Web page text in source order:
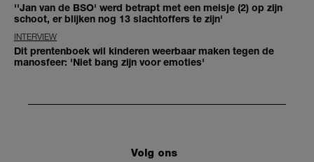
''Jan van de BSO' werd betrapt met een meisje (2) op zijn
schoot, er blijken nog 13 slachtoffers te zijn'
INTERVIEW
Dit prentenboek wil kinderen weerbaar maken tegen de
manosfeer: 'Niet bang zijn voor emoties'
Volg ons